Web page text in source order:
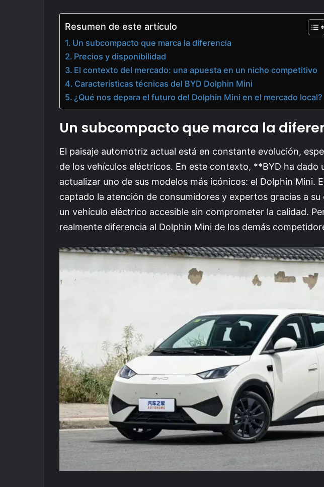
Resumen de este artículo
Un subcompacto que marca la diferencia
Precios y disponibilidad
El contexto del mercado: una apuesta en un nicho competitivo
Características técnicas del BYD Dolphin Mini
¿Qué nos depara el futuro del Dolphin Mini en el mercado local?
Un subcompacto que marca la
El paisaje automotriz actual está en constante evolución,
de los vehículos eléctricos. En este contexto, **BYD ha dado
actualizar uno de sus modelos más icónicos: el Dolphin Mini.
captado la atención de consumidores y expertos gracias a
un vehículo eléctrico accesible sin comprometer la calidad.
realmente diferencia al Dolphin Mini de los demás